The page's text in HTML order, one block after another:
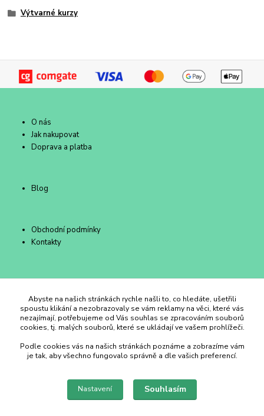
Výtvarné kurzy
O nás
Jak nakupovat
Doprava a platba
Blog
Obchodní podmínky
Kontakty
Duhový Ateliér Kroměříž
+420 734 258 002
duhovyatelier@email.cz
Abyste na našich stránkách rychle našli to, co hledáte, ušetřili
spoustu klikání a nezobrazovaly se vám reklamy na věci, které vás
nezajímají, potřebujeme od Vás souhlas se zpracováním souborů
cookies, tj. malých souborů, které se ukládají ve vašem prohlížeči.
Podle cookies vás na našich stránkách poznáme a zobrazíme vám
je tak, aby všechno fungovalo správně a dle vašich preferencí.
Nastavení Souhlasím